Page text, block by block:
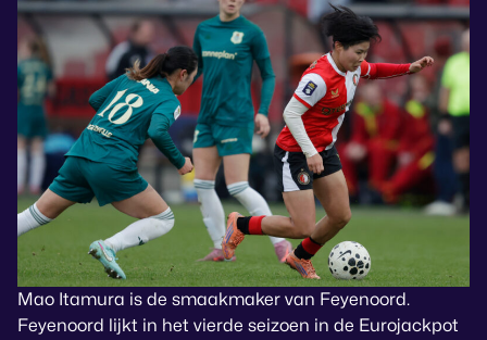
Mao Itamura is de smaakmaker van Feyenoord.
Feyenoord lijkt in het vierde seizoen in de Eurojackpot